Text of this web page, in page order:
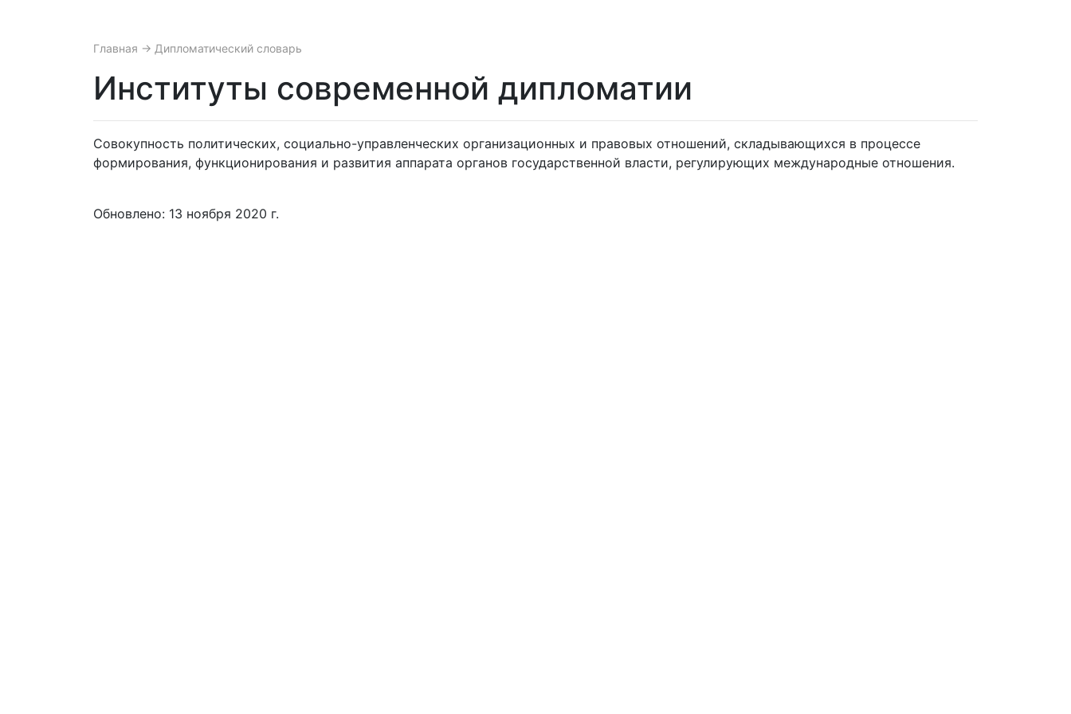
Главная → Дипломатический словарь
Институты современной дипломатии
Совокупность политических, социально-управленческих организационных и правовых отношений, складывающихся в процессе
формирования, функционирования и развития аппарата органов государственной власти, регулирующих международные отношения.
Обновлено: 13 ноября 2020 г.